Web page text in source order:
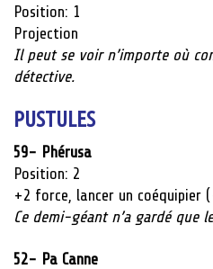
Position: 1
Projection
Il peut se voir n’importe où
détective.
PUSTULES
59- Phérusa
Position: 2
+2 force, lancer un coéquipier
Ce demi-géant n’a gardé que
52- Pa Canne